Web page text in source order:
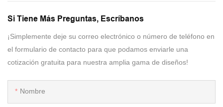
Si Tiene Más Preguntas, Escríbanos
¡Simplemente deje su correo electrónico o número de teléfono en
el formulario de contacto para que podamos enviarle una
cotización gratuita para nuestra amplia gama de diseños!
Nombre